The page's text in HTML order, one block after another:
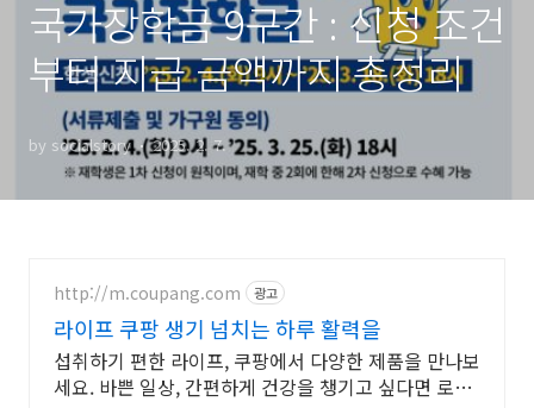
국가장학금 9구간 : 신청 조건
부터 지급 금액까지 총정리
by socialstory 2025. 2. 7.
http://m.coupang.com 광고
라이프 쿠팡 생기 넘치는 하루 활력을
섭취하기 편한 라이프, 쿠팡에서 다양한 제품을 만나보
세요. 바쁜 일상, 간편하게 건강을 챙기고 싶다면 로켓